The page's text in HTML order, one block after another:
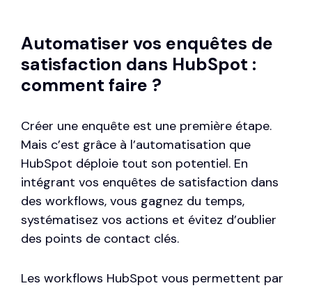
Automatiser vos enquêtes de
satisfaction dans HubSpot :
comment faire ?
Créer une enquête est une première étape.
Mais c’est grâce à l’automatisation que
HubSpot déploie tout son potentiel. En
intégrant vos enquêtes de satisfaction dans
des workflows, vous gagnez du temps,
systématisez vos actions et évitez d’oublier
des points de contact clés.
Les workflows HubSpot vous permettent par